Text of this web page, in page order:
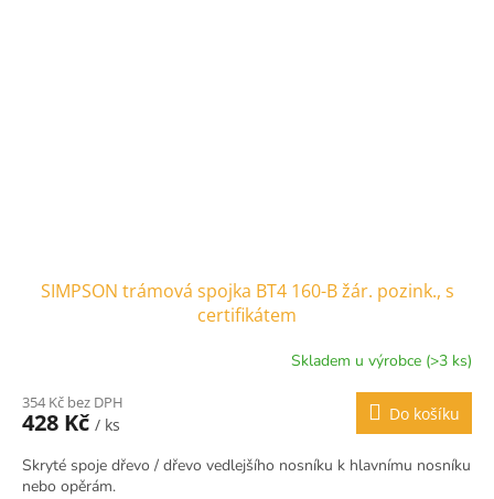
SIMPSON trámová spojka BT4 160-B žár. pozink., s
certifikátem
Skladem u výrobce (>3 ks)
354 Kč bez DPH
428 Kč / ks
Do košíku
Skryté spoje dřevo / dřevo vedlejšího nosníku k hlavnímu nosníku
nebo opěrám.